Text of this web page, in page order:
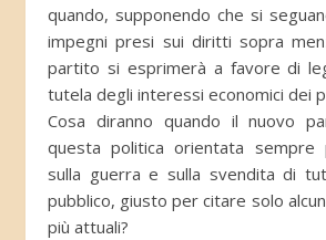
quando, supponendo che si
impegni presi sui diritti sopra
partito si esprimerà a favore di
tutela degli interessi economici dei
Cosa diranno quando il nuovo
questa politica orientata
sulla guerra e sulla svendita di
pubblico, giusto per citare solo
più attuali?